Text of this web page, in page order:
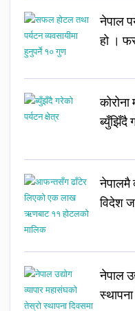
नेपाल
हो ।
ब्युँझिँदै
नेपालमै
विदेश
नेपाल